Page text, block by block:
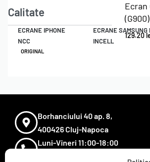
ECRANE IPHONE
NCC
ECRANE SAMSUNG
INCELL
Calitate
ORIGINAL
Ecran
(G900)
129.20
Borhanciului 40 ap. 8,
400426 Cluj-Napoca
Luni-Vineri 11:00-18:00